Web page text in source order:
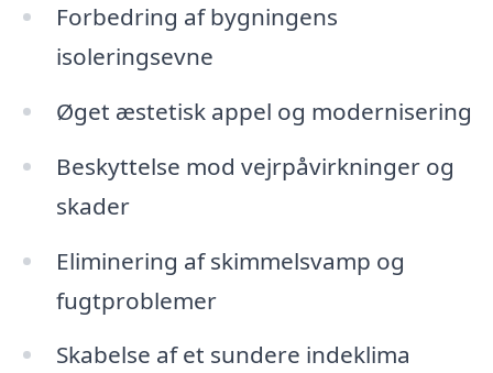
Forbedring af bygningens
isoleringsevne
Øget æstetisk appel og modernisering
Beskyttelse mod vejrpåvirkninger og
skader
Eliminering af skimmelsvamp og
fugtproblemer
Skabelse af et sundere indeklima